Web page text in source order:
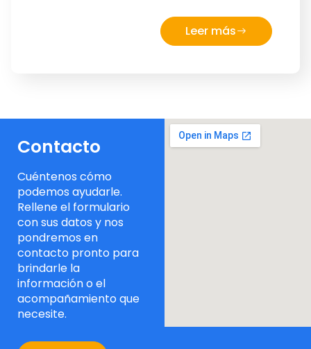
Leer más
Contacto
Cuéntenos cómo
podemos ayudarle.
Rellene el formulario
con sus datos y nos
pondremos en
contacto pronto para
brindarle la
información o el
acompañamiento que
necesite.